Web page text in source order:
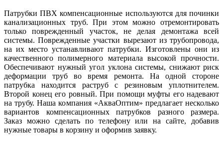
Патрубки ПВХ компенсационные используются для починки
канализационных труб. При этом можно отремонтировать
только поврежденный участок, не делая демонтажа всей
системы. Поврежденные участки вырезают из трубопровода,
на их место устанавливают патрубки. Изготовлены они из
качественного полимерного материала высокой прочности.
Обеспечивают нужный угол уклона системы, снижают риск
деформации труб во время ремонта. На одной стороне
патрубка находится раструб с резиновым уплотнителем.
Второй конец его ровный. При помощи муфты его надевают
на трубу. Наша компания «АкваОптим» предлагает несколько
вариантов компенсационных патрубков разного размера.
Заказ можно сделать по телефону или на сайте, добавив
нужные товары в корзину и оформив заявку.